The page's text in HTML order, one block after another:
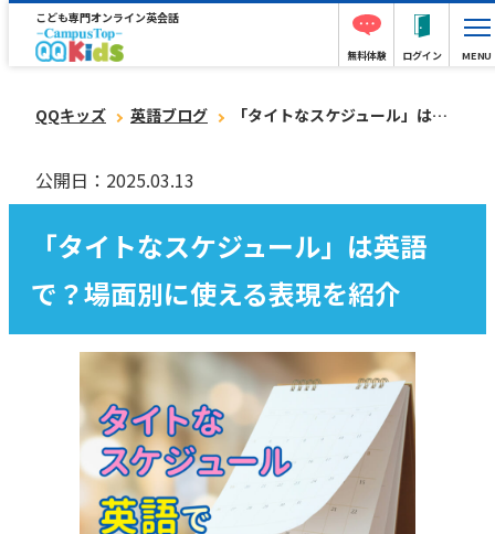
こども専門オンライン英会話
無料体験 ログイン MENU
QQキッズ 英語ブログ 「タイトなスケジュール」は英語で？場面別に使える表現を紹介
公開日：2025.03.13
「タイトなスケジュール」は英語
で？場面別に使える表現を紹介